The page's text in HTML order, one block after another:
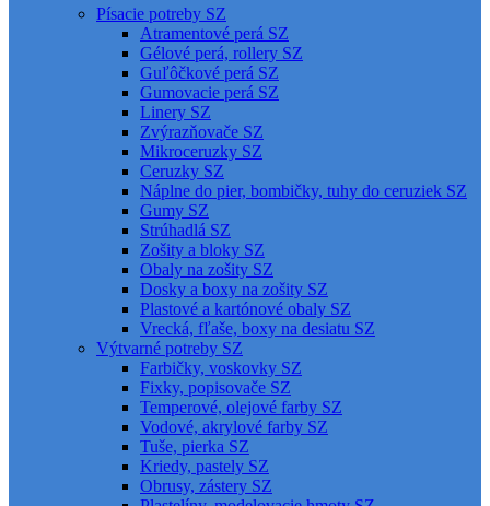
Písacie potreby SZ
Atramentové perá SZ
Gélové perá, rollery SZ
Guľôčkové perá SZ
Gumovacie perá SZ
Linery SZ
Zvýrazňovače SZ
Mikroceruzky SZ
Ceruzky SZ
Náplne do pier, bombičky, tuhy do ceruziek SZ
Gumy SZ
Strúhadlá SZ
Zošity a bloky SZ
Obaly na zošity SZ
Dosky a boxy na zošity SZ
Plastové a kartónové obaly SZ
Vrecká, fľaše, boxy na desiatu SZ
Výtvarné potreby SZ
Farbičky, voskovky SZ
Fixky, popisovače SZ
Temperové, olejové farby SZ
Vodové, akrylové farby SZ
Tuše, pierka SZ
Kriedy, pastely SZ
Obrusy, zástery SZ